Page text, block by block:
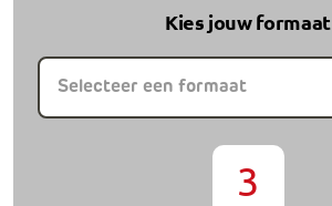
Kies jouw formaat
Selecteer een formaat
3